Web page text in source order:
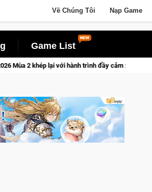
Về Chúng Tôi Nạp Game
Game List
đầy cảm xúc, Team Falcons lên ngôi vô địch